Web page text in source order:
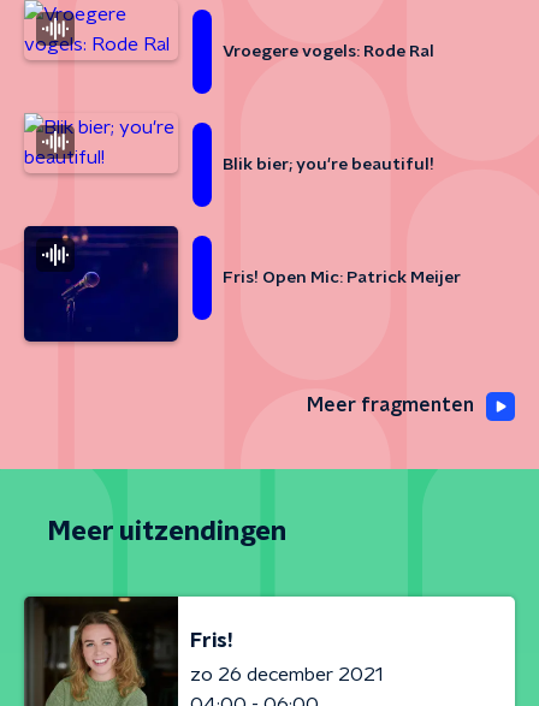
Vroegere vogels: Rode Ral
Blik bier; you're beautiful!
Fris! Open Mic: Patrick Meijer
Meer fragmenten
Meer uitzendingen
Fris!
zo 26 december 2021